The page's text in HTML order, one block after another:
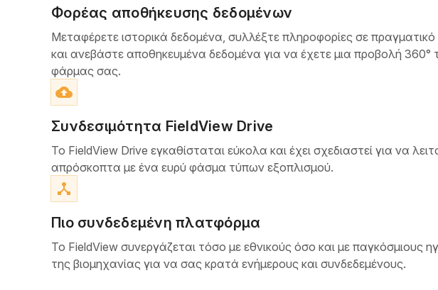
Φορέας αποθήκευσης δεδομένων
Μεταφέρετε ιστορικά δεδομένα, συλλέξτε πληροφορίες σε
και ανεβάστε αποθηκευμένα δεδομένα για να έχετε μια προβολή 360°
φάρμας σας.
cloud_upload
Συνδεσιμότητα FieldView Drive
Το FieldView Drive εγκαθίσταται εύκολα και έχει σχεδιαστεί για να
απρόσκοπτα με ένα ευρύ φάσμα τύπων εξοπλισμού.
device_hub
Πιο συνδεδεμένη πλατφόρμα
Το FieldView συνεργάζεται τόσο με εθνικούς όσο και με παγκόσμιους
της βιομηχανίας για να σας κρατά ενήμερους και συνδεδεμένους.